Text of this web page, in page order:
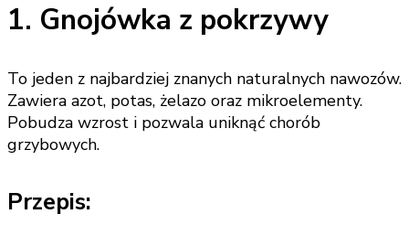
1. Gnojówka z pokrzywy
To jeden z najbardziej znanych naturalnych nawozów.
Zawiera azot, potas, żelazo oraz mikroelementy.
Pobudza wzrost i pozwala uniknąć chorób
grzybowych.
Przepis: